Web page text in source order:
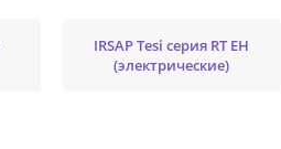
IRSAP Tesi серия RT EH
(электрические)